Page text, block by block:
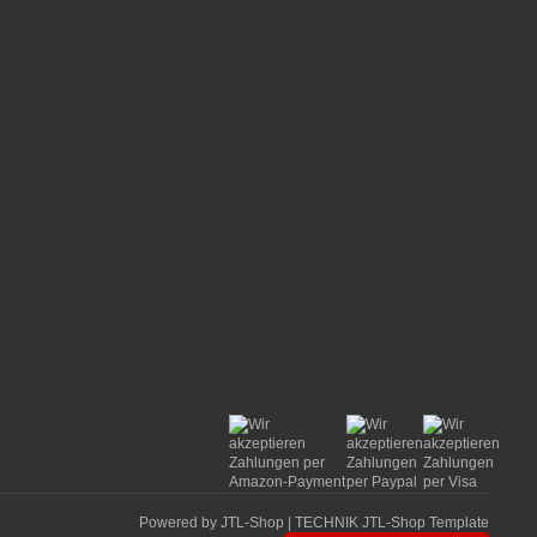
Powered by JTL-Shop TECHNIK JTL-Shop Template